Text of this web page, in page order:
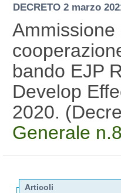
DECRETO 2 marzo
bando EJP
Develop
2020.
Generale